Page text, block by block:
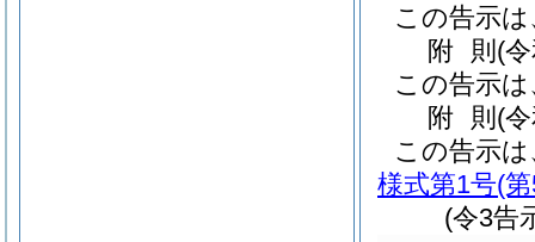
この告示
附 則 (
この告示
附 則 (
この告示
様式第1号(
(令3告